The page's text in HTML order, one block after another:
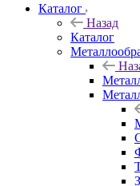
Каталог
Назад
Каталог